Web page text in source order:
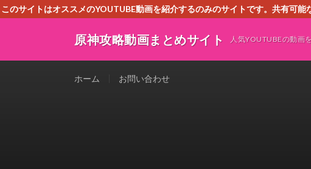
このサイトはオススメのYOUTUBE動画を紹介するのみのサイトです。共有可
原神攻略動画まとめサイト 人気YOUTUBEの動画
ホーム お問い合わせ